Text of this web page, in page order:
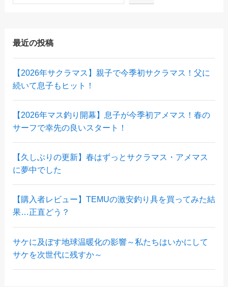
最近の投稿
【2026年サクラマス】親子で今季初サクラマス！父に
続いて息子もヒット！
【2026年マス釣り開幕】息子が今季初アメマス！春の
サーフで幸先の良いスタート！
【久しぶりの更新】春はずっとサクラマス・アメマス
に夢中でした
【購入者レビュー】TEMUの激安釣り具を買ってみた結
果…正直どう？
サケに及ぼす地球温暖化の影響～私たちはいかにして
サケを次世代に残すか～